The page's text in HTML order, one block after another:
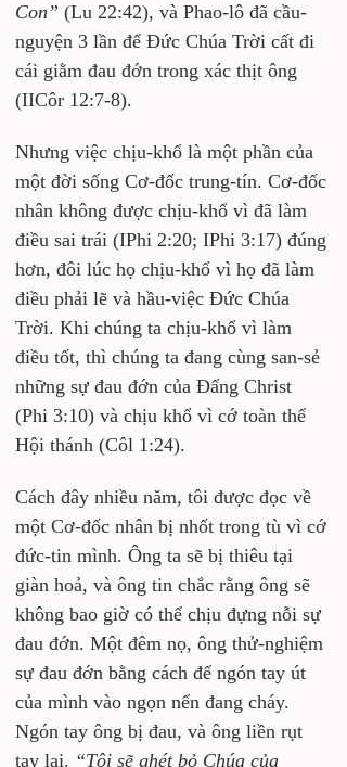
Con” (Lu 22:42), và Phao-lô đã cầu-
nguyện 3 lần để Đức Chúa Trời cất đi
cái giằm đau đớn trong xác thịt ông
(IICôr 12:7-8).
Nhưng việc chịu-khổ là một phần của
một đời sống Cơ-đốc trung-tín. Cơ-đốc
nhân không được chịu-khổ vì đã làm
điều sai trái (IPhi 2:20; IPhi 3:17) đúng
hơn, đôi lúc họ chịu-khổ vì họ đã làm
điều phải lẽ và hầu-việc Đức Chúa
Trời. Khi chúng ta chịu-khổ vì làm
điều tốt, thì chúng ta đang cùng san-sẻ
những sự đau đớn của Đấng Christ
(Phi 3:10) và chịu khổ vì cớ toàn thể
Hội thánh (Côl 1:24).
Cách đây nhiều năm, tôi được đọc về
một Cơ-đốc nhân bị nhốt trong tù vì cớ
đức-tin mình. Ông ta sẽ bị thiêu tại
giàn hoả, và ông tin chắc rằng ông sẽ
không bao giờ có thể chịu đựng nỗi sự
đau đớn. Một đêm nọ, ông thử-nghiệm
sự đau đớn bằng cách để ngón tay út
của mình vào ngọn nến đang cháy.
Ngón tay ông bị đau, và ông liền rụt
tay lại. “Tôi sẽ ghét bỏ Chúa của